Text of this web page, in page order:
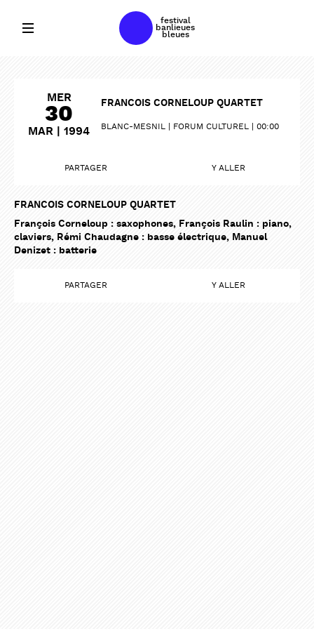
festival
banlieues
bleues
MER
30
MAR | 1994
FRANCOIS CORNELOUP QUARTET
BLANC-MESNIL FORUM CULTUREL 00:00
PARTAGER Y ALLER
FRANCOIS CORNELOUP QUARTET
François Corneloup : saxophones, François Raulin : piano,
claviers, Rémi Chaudagne : basse électrique, Manuel
Denizet : batterie
PARTAGER Y ALLER